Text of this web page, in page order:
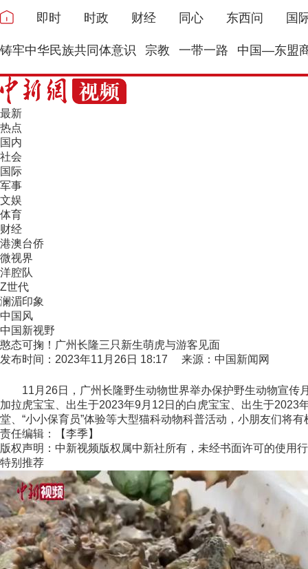
即时 时政 财经 同心 东西问 国
铸牢中华民族共同体意识 宗教 一带一路 中国—东盟
最新
热点
国内
社会
国际
军事
文娱
体育
财经
港澳台侨
微视界
洋腔队
Z世代
澜湄印象
中国风
中国新视野
憨态可掬！广州长隆三只新生萌虎与游客见面
发布时间：2023年11月26日 18:17 来源：中国新闻网
11月26日，广州长隆野生动物世界举办保护野生动物宣传
加拉虎宝宝、出生于2023年9月12日的白虎宝宝、出生于
堂、“小小保育员”体验等大型猫科动物科普活动，小朋友们将
责任编辑：【李季】
版权声明：中新视频版权属中新社所有，未经书面许可的使用
特别推荐